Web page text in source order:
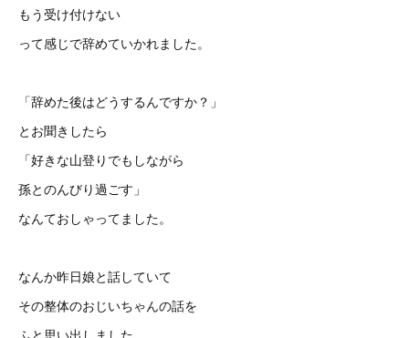
もう受け付けない
って感じで辞めていかれました。
「辞めた後はどうするんですか？」
とお聞きしたら
「好きな山登りでもしながら
孫とのんびり過ごす」
なんておしゃってました。
なんか昨日娘と話していて
その整体のおじいちゃんの話を
ふと思い出しました。